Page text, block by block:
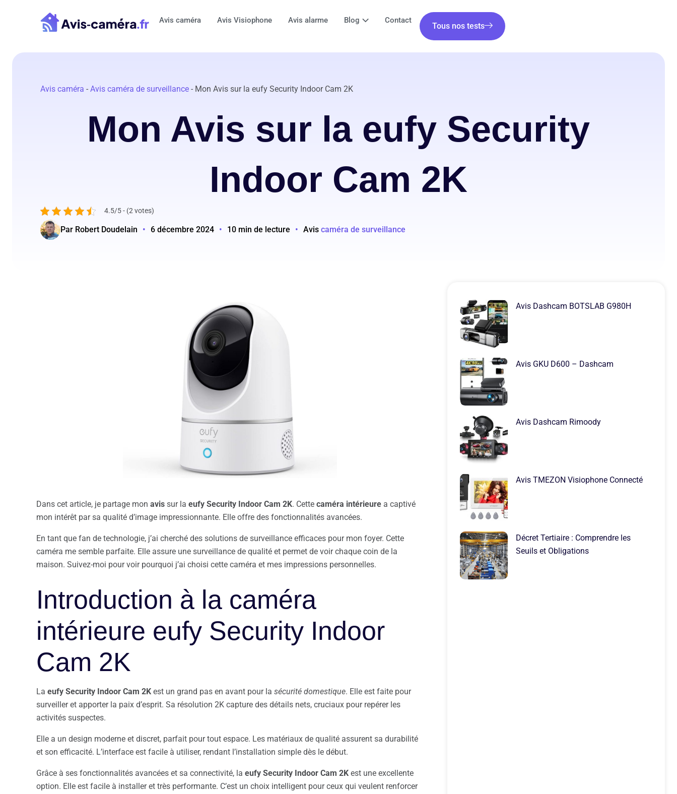
Avis caméra Avis Visiophone Avis alarme Blog Contact
Tous nos tests
Avis caméra - Avis caméra de surveillance - Mon Avis sur la eufy Security Indoor Cam 2K
Mon Avis sur la eufy Security
Indoor Cam 2K
4.5/5 - (2 votes)
Par Robert Doudelain • 6 décembre 2024 • 10 min de lecture • Avis caméra de surveillance
Dans cet article, je partage mon avis sur la eufy Security Indoor Cam 2K. Cette caméra intérieure a captivé
mon intérêt par sa qualité d’image impressionnante. Elle offre des fonctionnalités avancées.
En tant que fan de technologie, j’ai cherché des solutions de surveillance efficaces pour mon foyer. Cette
caméra me semble parfaite. Elle assure une surveillance de qualité et permet de voir chaque coin de la
maison. Suivez-moi pour voir pourquoi j’ai choisi cette caméra et mes impressions personnelles.
Introduction à la caméra
intérieure eufy Security Indoor
Cam 2K
La eufy Security Indoor Cam 2K est un grand pas en avant pour la sécurité domestique. Elle est faite pour
surveiller et apporter la paix d’esprit. Sa résolution 2K capture des détails nets, cruciaux pour repérer les
activités suspectes.
Elle a un design moderne et discret, parfait pour tout espace. Les matériaux de qualité assurent sa durabilité
et son efficacité. L’interface est facile à utiliser, rendant l’installation simple dès le début.
Grâce à ses fonctionnalités avancées et sa connectivité, la eufy Security Indoor Cam 2K est une excellente
option. Elle est facile à installer et très performante. C’est un choix intelligent pour ceux qui veulent renforcer
Avis Dashcam BOTSLAB G980H
Avis GKU D600 – Dashcam
Avis Dashcam Rimoody
Avis TMEZON Visiophone Connecté
Décret Tertiaire : Comprendre les
Seuils et Obligations